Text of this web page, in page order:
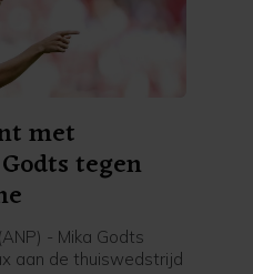
met
tegen
- Mika Godts
aan de thuiswedstrijd